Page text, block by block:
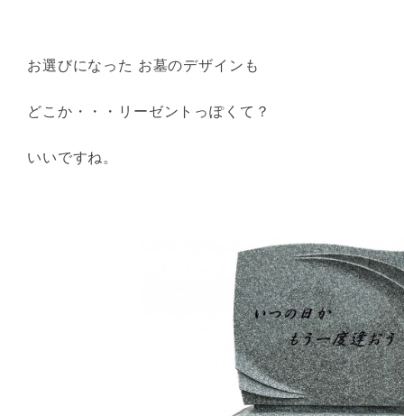
お選びになった お墓のデザインも
どこか・・・リーゼントっぽくて？
いいですね。